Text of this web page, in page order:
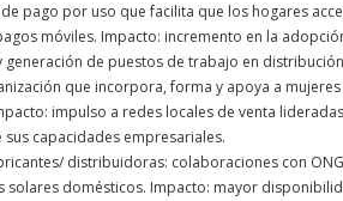
pago por uso que facilita que los hogares
móviles. Impacto: incremento en la
generación de puestos de trabajo en
que incorpora, forma y apoya a
impulso a redes locales de venta
capacidades empresariales.
distribuidoras: colaboraciones con
solares domésticos. Impacto: mayor